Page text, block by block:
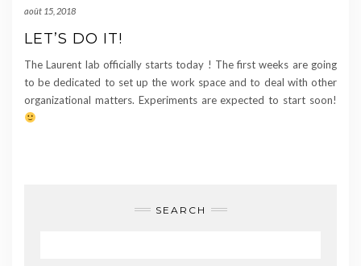
août 15, 2018
LET’S DO IT!
The Laurent lab officially starts today ! The first weeks are going
to be dedicated to set up the work space and to deal with other
organizational matters. Experiments are expected to start soon!
SEARCH